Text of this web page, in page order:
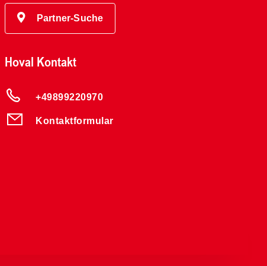
Partner-Suche
Hoval Kontakt
+49899220970
Kontaktformular